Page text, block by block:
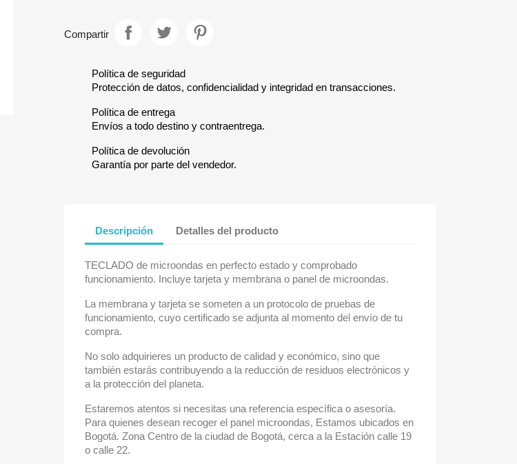
Compartir
Política de seguridad
Protección de datos, confidencialidad y integridad en transacciones.
Política de entrega
Envíos a todo destino y contraentrega.
Política de devolución
Garantía por parte del vendedor.
Descripción Detalles del producto
TECLADO de microondas en perfecto estado y comprobado
funcionamiento. Incluye tarjeta y membrana o panel de microondas.
La membrana y tarjeta se someten a un protocolo de pruebas de
funcionamiento, cuyo certificado se adjunta al momento del envío de tu
compra.
No solo adquirieres un producto de calidad y económico, sino que
también estarás contribuyendo a la reducción de residuos electrónicos y
a la protección del planeta.
Estaremos atentos si necesitas una referencia específica o asesoría.
Para quienes desean recoger el panel microondas, Estamos ubicados en
Bogotá. Zona Centro de la ciudad de Bogotá, cerca a la Estación calle 19
o calle 22.